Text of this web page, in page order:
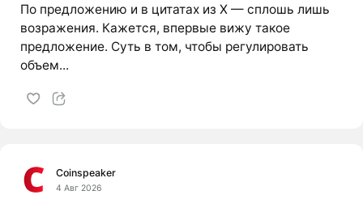
По предложению и в цитатах из X — сплошь лишь
возражения. Кажется, впервые вижу такое
предложение. Суть в том, чтобы регулировать
объем...
Coinspeaker
4 Авг 2026